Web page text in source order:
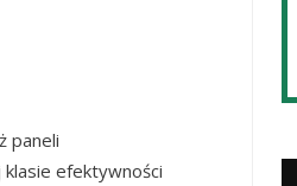
paneli
efektywności